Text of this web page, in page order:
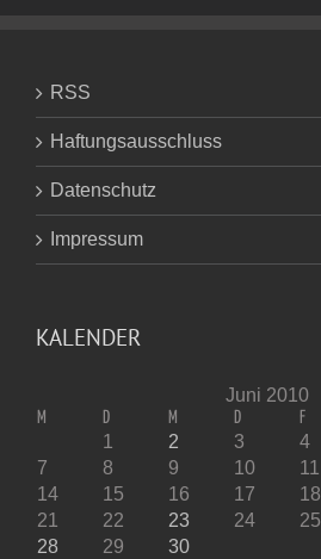
RSS
Haftungsausschluss
Datenschutz
Impressum
KALENDER
Juni 2010
M D M D F
1 2 3 4
7
8 9 10 11
14
15 16 17 18
21
22 23 24 25
28
29
30